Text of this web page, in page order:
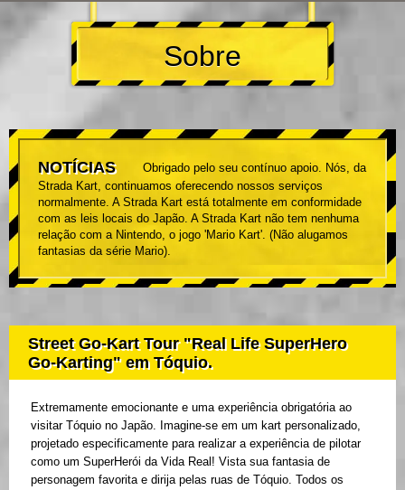
Sobre
NOTÍCIAS
Obrigado pelo seu contínuo apoio. Nós, da
Strada Kart, continuamos oferecendo nossos serviços
normalmente. A Strada Kart está totalmente em conformidade
com as leis locais do Japão. A Strada Kart não tem nenhuma
relação com a Nintendo, o jogo 'Mario Kart'. (Não alugamos
fantasias da série Mario).
Street Go-Kart Tour "Real Life SuperHero
Go-Karting" em Tóquio.
Extremamente emocionante e uma experiência obrigatória ao
visitar Tóquio no Japão. Imagine-se em um kart personalizado,
projetado especificamente para realizar a experiência de pilotar
como um SuperHerói da Vida Real! Vista sua fantasia de
personagem favorita e dirija pelas ruas de Tóquio. Todos os